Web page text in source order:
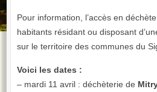
Pour information, l’accès en
habitants résidant ou disposant
sur le territoire des communes du
Voici les dates :
– mardi 11 avril : déchèterie de